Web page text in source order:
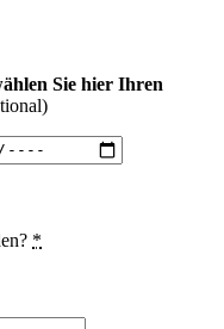
Sie hier Ihren
*